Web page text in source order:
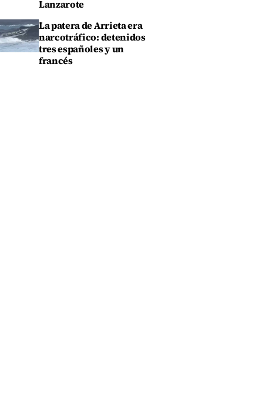
Lanzarote
La patera de Arrieta era
narcotráfico: detenidos
tres españoles y un
francés